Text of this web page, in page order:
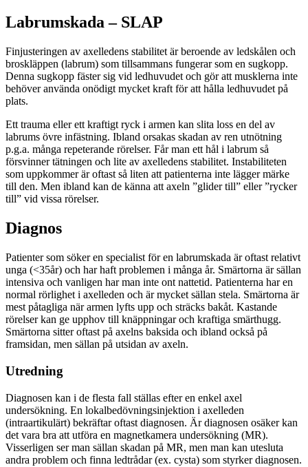
Labrumskada – SLAP
Finjusteringen av axelledens stabilitet är beroende av ledskålen och
broskläppen (labrum) som tillsammans fungerar som en sugkopp.
Denna sugkopp fäster sig vid ledhuvudet och gör att musklerna inte
behöver använda onödigt mycket kraft för att hålla ledhuvudet på
plats.
Ett trauma eller ett kraftigt ryck i armen kan slita loss en del av
labrums övre infästning. Ibland orsakas skadan av ren utnötning
p.g.a. många repeterande rörelser. Får man ett hål i labrum så
försvinner tätningen och lite av axelledens stabilitet. Instabiliteten
som uppkommer är oftast så liten att patienterna inte lägger märke
till den. Men ibland kan de känna att axeln ”glider till” eller ”rycker
till” vid vissa rörelser.
Diagnos
Patienter som söker en specialist för en labrumskada är oftast relativt
unga (<35år) och har haft problemen i många år. Smärtorna är sällan
intensiva och vanligen har man inte ont nattetid. Patienterna har en
normal rörlighet i axelleden och är mycket sällan stela. Smärtorna är
mest påtagliga när armen lyfts upp och sträcks bakåt. Kastande
rörelser kan ge upphov till knäppningar och kraftiga smärthugg.
Smärtorna sitter oftast på axelns baksida och ibland också på
framsidan, men sällan på utsidan av axeln.
Utredning
Diagnosen kan i de flesta fall ställas efter en enkel axel
undersökning. En lokalbedövningsinjektion i axelleden
(intraartikulärt) bekräftar oftast diagnosen. Är diagnosen osäker kan
det vara bra att utföra en magnetkamera undersökning (MR).
Visserligen ser man sällan skadan på MR, men man kan utesluta
andra problem och finna ledtrådar (ex. cysta) som styrker diagnosen.